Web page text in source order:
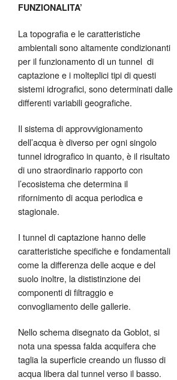
FUNZIONALITA’
La topografia e le caratteristiche
ambientali sono altamente condizionanti
per il funzionamento di un tunnel di
captazione e i molteplici tipi di questi
sistemi idrografici, sono determinati dalle
differenti variabili geografiche.
Il sistema di approvvigionamento
dell’acqua è diverso per ogni singolo
tunnel idrografico in quanto, è il risultato
di uno straordinario rapporto con
l’ecosistema che determina il
rifornimento di acqua periodica e
stagionale.
I tunnel di captazione hanno delle
caratteristiche specifiche e fondamentali
come la differenza delle acque e del
suolo inoltre, la dististinzione dei
componenti di filtraggio e
convogliamento delle gallerie.
Nello schema disegnato da Goblot, si
nota una spessa falda acquifera che
taglia la superficie creando un flusso di
acqua libera dal tunnel verso il basso.